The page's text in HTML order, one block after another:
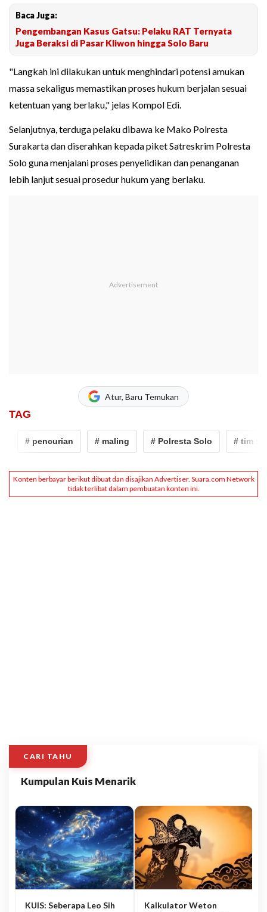
Baca Juga:
Pengembangan Kasus Gatsu: Pelaku RAT Ternyata
Juga Beraksi di Pasar Kliwon hingga Solo Baru
"Langkah ini dilakukan untuk menghindari potensi amukan
massa sekaligus memastikan proses hukum berjalan sesuai
ketentuan yang berlaku," jelas Kompol Edi.
Selanjutnya, terduga pelaku dibawa ke Mako Polresta
Surakarta dan diserahkan kepada piket Satreskrim Polresta
Solo guna menjalani proses penyelidikan dan penanganan
lebih lanjut sesuai prosedur hukum yang berlaku.
Atur, Baru Temukan
TAG
# pencurian # maling # Polresta Solo # tim
CARI TAHU
Kumpulan Kuis Menarik
KUIS: Seberapa Leo Sih
Kalkulator Weton